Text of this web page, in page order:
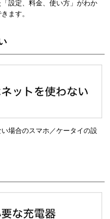
設定、料金、使い方」がわか
ます。
場合のスマホ／ケータイの設